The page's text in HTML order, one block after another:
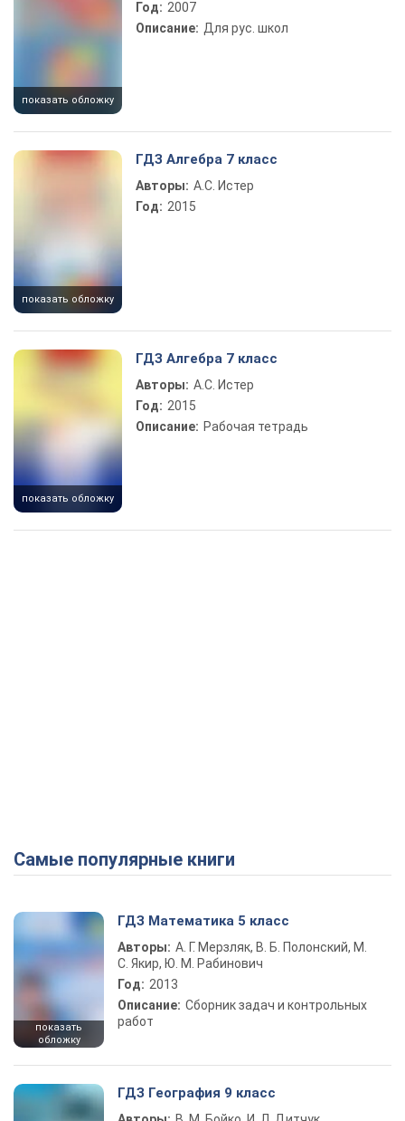
показать обложку
Год: 2007
Описание: Для рус. школ
показать обложку
ГДЗ Алгебра 7 класс
Авторы: А.С. Истер
Год: 2015
показать обложку
ГДЗ Алгебра 7 класс
Авторы: А.С. Истер
Год: 2015
Описание: Рабочая тетрадь
Самые популярные книги
показать
обложку
ГДЗ Математика 5 класс
Авторы: А. Г. Мерзляк, В. Б. Полонский, М.
С. Якир, Ю. М. Рабинович
Год: 2013
Описание: Сборник задач и контрольных
работ
ГДЗ География 9 класс